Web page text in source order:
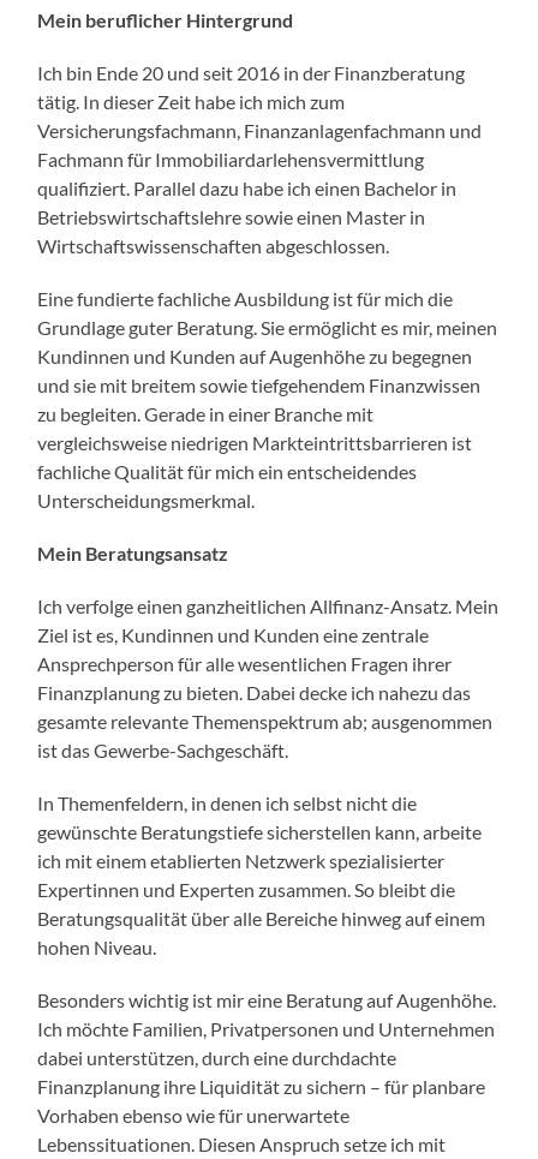
Mein beruflicher Hintergrund
Ich bin Ende 20 und seit 2016 in der Finanzberatung
tätig. In dieser Zeit habe ich mich zum
Versicherungsfachmann, Finanzanlagenfachmann und
Fachmann für Immobiliardarlehensvermittlung
qualifiziert. Parallel dazu habe ich einen Bachelor in
Betriebswirtschaftslehre sowie einen Master in
Wirtschaftswissenschaften abgeschlossen.
Eine fundierte fachliche Ausbildung ist für mich die
Grundlage guter Beratung. Sie ermöglicht es mir, meinen
Kundinnen und Kunden auf Augenhöhe zu begegnen
und sie mit breitem sowie tiefgehendem Finanzwissen
zu begleiten. Gerade in einer Branche mit
vergleichsweise niedrigen Markteintrittsbarrieren ist
fachliche Qualität für mich ein entscheidendes
Unterscheidungsmerkmal.
Mein Beratungsansatz
Ich verfolge einen ganzheitlichen Allfinanz-Ansatz. Mein
Ziel ist es, Kundinnen und Kunden eine zentrale
Ansprechperson für alle wesentlichen Fragen ihrer
Finanzplanung zu bieten. Dabei decke ich nahezu das
gesamte relevante Themenspektrum ab; ausgenommen
ist das Gewerbe-Sachgeschäft.
In Themenfeldern, in denen ich selbst nicht die
gewünschte Beratungstiefe sicherstellen kann, arbeite
ich mit einem etablierten Netzwerk spezialisierter
Expertinnen und Experten zusammen. So bleibt die
Beratungsqualität über alle Bereiche hinweg auf einem
hohen Niveau.
Besonders wichtig ist mir eine Beratung auf Augenhöhe.
Ich möchte Familien, Privatpersonen und Unternehmen
dabei unterstützen, durch eine durchdachte
Finanzplanung ihre Liquidität zu sichern – für planbare
Vorhaben ebenso wie für unerwartete
Lebenssituationen. Diesen Anspruch setze ich mit